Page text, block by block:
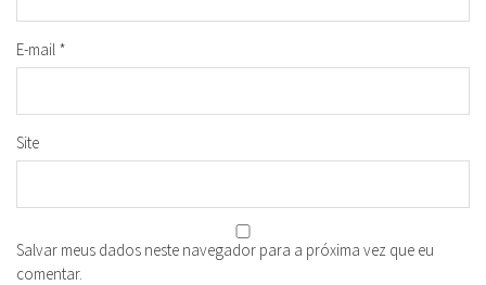
E-mail *
Site
Salvar meus dados neste navegador para a próxima vez que eu
comentar.